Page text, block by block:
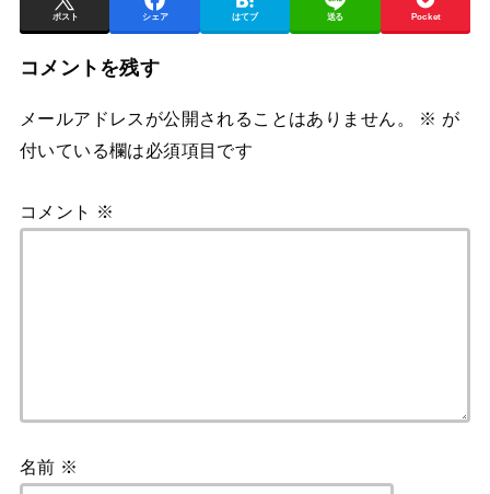
ポスト シェア はてブ 送る Pocket
コメントを残す
メールアドレスが公開されることはありません。 ※ が
付いている欄は必須項目です
コメント ※
名前 ※